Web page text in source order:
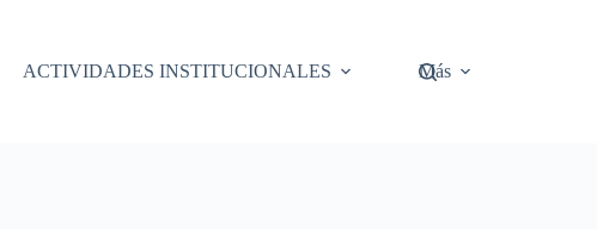
ACTIVIDADES INSTITUCIONALES Más